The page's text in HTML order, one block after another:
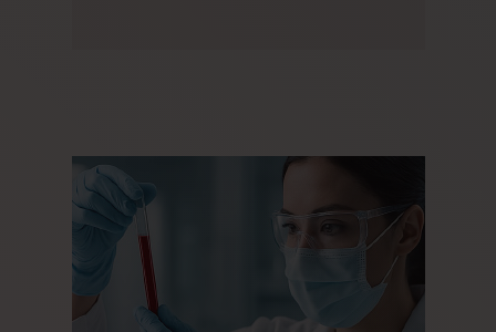
Trabajadores
locales o la red de la oficina, lo que
restringía el trabajo remoto o las
operaciones en sitio.
Requería inversión en servidores
locales, copias de seguridad y
actualizaciones de hardware
regulares.